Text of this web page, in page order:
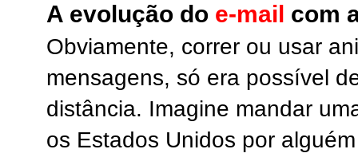
A evolução do e-mail com
Obviamente, correr ou usar
mensagens, só era possível
distância. Imagine mandar
os Estados Unidos por